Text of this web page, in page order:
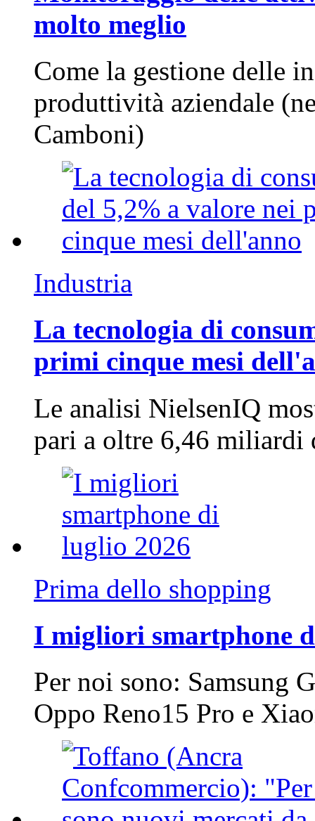
molto meglio
Come la gestione delle
produttività aziendale
Camboni)
Industria
La tecnologia di
primi cinque mesi
Le analisi NielsenIQ
pari a oltre 6,46
Prima dello shopping
I migliori smartphone
Per noi sono: Samsung
Oppo Reno15 Pro e